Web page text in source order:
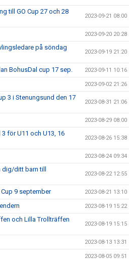
till GO Cup 27 och 28
2023-09-21 08:00
2023-09-20 20:28
på söndag
2023-09-19 21:20
BohusDal cup 17 sep. 2023-09-11 10:16
2023-09-02 21:26
3 i Stenungsund den 17
2023-08-31 21:06
2023-08-29 08:00
för U11 och U13, 16
2023-08-26 15:38
2023-08-24 09:34
dig/ditt barn till
2023-08-22 12:55
9 september 2023-08-21 13:10
2023-08-19 15:22
och Lilla Trollträffen
2023-08-19 15:15
2023-08-13 13:31
2023-08-05 09:51